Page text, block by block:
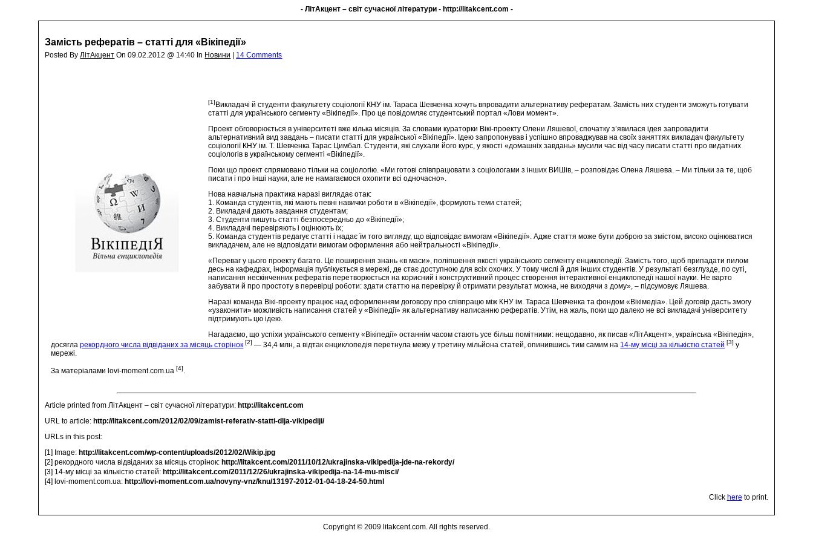
- ЛітАкцент – світ сучасної літератури - http://litakcent.com -
Замість рефератів – статті для «Вікіпедії»
Posted ByЛітАкцент On 09.02.2012 @ 14:40 In Новини 14 Comments
[1] Викладачі й студенти факультету соціології КНУ ім. Тараса Шевченка хочуть впровадити альтернативу рефератам. Замість них студенти зможуть готувати
статті для українського сегменту «Вікіпедії». Про це повідомляє студентський портал «Лови момент».
Проект обговорюється в університеті вже кілька місяців. За словами кураторки Вікі-проекту Олени Ляшевої, спочатку з’явилася ідея запровадити
альтернативний вид завдань – писати статті для української «Вікіпедії». Ідею запропонував і успішно впроваджував на своїх заняттях викладач факультету
соціології КНУ ім. Т. Шевченка Тарас Цимбал. Студенти, які слухали його курс, у якості «домашніх завдань» мусили час від часу писати статті про видатних
соціологів в українському сегменті «Вікіпедії».
Поки що проект спрямовано тільки на соціологію. «Ми готові співпрацювати з соціологами з інших ВИШів, – розповідає Олена Ляшева. – Ми тільки за те, щоб
писати і про інші науки, але не намагаємося охопити всі одночасно».
Нова навчальна практика наразі виглядає отак:
1. Команда студентів, які мають певні навички роботи в «Вікіпедії», формують теми статей;
2. Викладачі дають завдання студентам;
3. Студенти пишуть статті безпосередньо до «Вікіпедії»;
4. Викладачі перевіряють і оцінюють їх;
5. Команда студентів редагує статті і надає їм того вигляду, що відповідає вимогам «Вікіпедії». Адже стаття може бути доброю за змістом, високо оцінюватися
викладачем, але не відповідати вимогам оформлення або нейтральності «Вікіпедії».
«Переваг у цього проекту багато. Це поширення знань «в маси», поліпшення якості українського сегменту енциклопедії. Замість того, щоб припадати пилом
десь на кафедрах, інформація публікується в мережі, де стає доступною для всіх охочих. У тому числі й для інших студентів. У результаті безглузде, по суті,
написання нескінченних рефератів перетворюється на корисний і конструктивний процес створення інтерактивної енциклопедії нашої науки. Не варто
забувати й про простоту в перевірці роботи: здати статтю на перевірку й отримати результат можна, не виходячи з дому», – підсумовує Ляшева.
Наразі команда Вікі-проекту працює над оформленням договору про співпрацю між КНУ ім. Тараса Шевченка та фондом «Вікімедіа». Цей договір дасть змогу
«узаконити» можливість написання статей у «Вікіпедії» як альтернативу написанню рефератів. Утім, на жаль, поки що далеко не всі викладачі університету
підтримують цю ідею.
Нагадаємо, що успіхи українського сегменту «Вікіпедії» останнім часом стають усе більш помітними: нещодавно, як писав «ЛітАкцент», українська «Вікіпедія»,
досягларекордного числа відвіданих за місяць сторінок [2] — 34,4 млн, а відтак енциклопедія перетнула межу у третину мільйона статей, опинившись тим самим на 14-му місці за кількістю статей [3] у
мережі.
За матеріалами lovi-moment.com.ua[4].
Article printed from ЛітАкцент – світ сучасної літератури: http://litakcent.com
URL to article: http://litakcent.com/2012/02/09/zamist-referativ-statti-dlja-vikipediji/
URLs in this post:
[1] Image: http://litakcent.com/wp-content/uploads/2012/02/Wikip.jpg
[2] рекордного числа відвіданих за місяць сторінок: http://litakcent.com/2011/10/12/ukrajinska-vikipedija-jde-na-rekordy/
[3] 14-му місці за кількістю статей: http://litakcent.com/2011/12/26/ukrajinska-vikipedija-na-14-mu-misci/
[4] lovi-moment.com.ua: http://lovi-moment.com.ua/novyny-vnz/knu/13197-2012-01-04-18-24-50.html
Click here to print.
Copyright © 2009 litakcent.com. All rights reserved.